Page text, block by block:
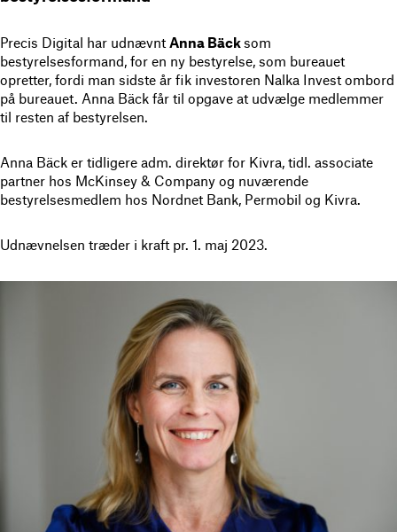
Precis Digital har udnævnt Anna Bäcksom
bestyrelsesformand, for en ny bestyrelse, som bureauet
opretter, fordi man sidste år fik investoren Nalka Invest ombord
på bureauet. Anna Bäck får til opgave at udvælge medlemmer
til resten af bestyrelsen.
Anna Bäck er tidligere adm. direktør for Kivra, tidl. associate
partner hos McKinsey & Company og nuværende
bestyrelsesmedlem hos Nordnet Bank, Permobil og Kivra.
Udnævnelsen træder i kraft pr. 1. maj 2023.